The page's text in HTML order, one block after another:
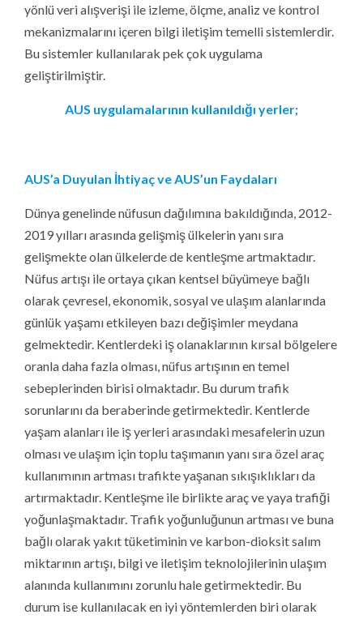
yönlü veri alışverişi ile izleme, ölçme, analiz ve kontrol
mekanizmalarını içeren bilgi iletişim temelli sistemlerdir.
Bu sistemler kullanılarak pek çok uygulama
geliştirilmiştir.
AUS uygulamalarının kullanıldığı yerler;
AUS’a Duyulan İhtiyaç ve AUS’un Faydaları
Dünya genelinde nüfusun dağılımına bakıldığında, 2012-
2019 yılları arasında gelişmiş ülkelerin yanı sıra
gelişmekte olan ülkelerde de kentleşme artmaktadır.
Nüfus artışı ile ortaya çıkan kentsel büyümeye bağlı
olarak çevresel, ekonomik, sosyal ve ulaşım alanlarında
günlük yaşamı etkileyen bazı değişimler meydana
gelmektedir. Kentlerdeki iş olanaklarının kırsal bölgelere
oranla daha fazla olması, nüfus artışının en temel
sebeplerinden birisi olmaktadır. Bu durum trafik
sorunlarını da beraberinde getirmektedir. Kentlerde
yaşam alanları ile iş yerleri arasındaki mesafelerin uzun
olması ve ulaşım için toplu taşımanın yanı sıra özel araç
kullanımının artması trafikte yaşanan sıkışıklıkları da
artırmaktadır. Kentleşme ile birlikte araç ve yaya trafiği
yoğunlaşmaktadır. Trafik yoğunluğunun artması ve buna
bağlı olarak yakıt tüketiminin ve karbon-dioksit salım
miktarının artışı, bilgi ve iletişim teknolojilerinin ulaşım
alanında kullanımını zorunlu hale getirmektedir. Bu
durum ise kullanılacak en iyi yöntemlerden biri olarak